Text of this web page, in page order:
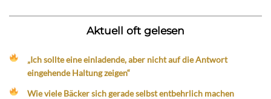
Aktuell oft gelesen
„Ich sollte eine einladende, aber nicht auf die Antwort
eingehende Haltung zeigen“
Wie viele Bäcker sich gerade selbst entbehrlich machen